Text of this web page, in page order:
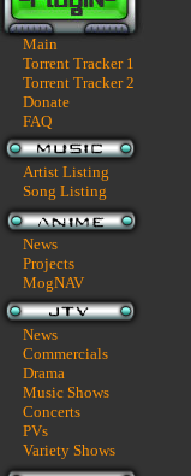
Main
Torrent Tracker 1
Torrent Tracker 2
Donate
FAQ
Artist Listing
Song Listing
News
Projects
MogNAV
News
Commercials
Drama
Music Shows
Concerts
PVs
Variety Shows